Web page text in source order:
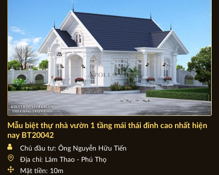
Mẫu biệt thự nhà vườn 1 tầng mái thái đỉnh cao nhất hiện